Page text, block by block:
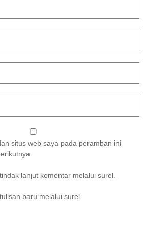
situs web saya pada peramban ini
lanjut komentar melalui surel.
baru melalui surel.